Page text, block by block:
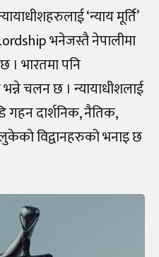
‘न्याय मूर्ति’
भनेजस्तै नेपालीमा
। भारतमा पनि
भन्ने चलन छ । न्यायाधीशलाई
गहन दार्शनिक, नैतिक,
लुकेको विद्वानहरुको भनाइ छ